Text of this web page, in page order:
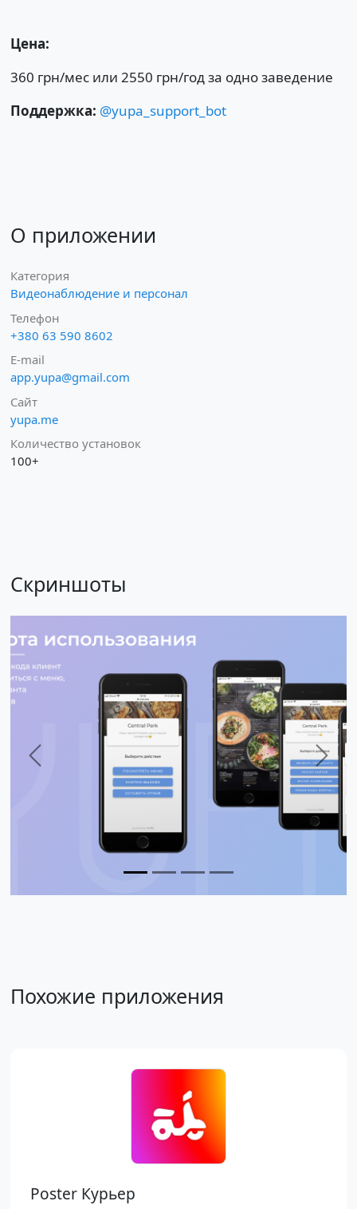
Цена:
360 грн/мес или 2550 грн/год за одно заведение
Поддержка: @yupa_support_bot
О приложении
Категория
Видеонаблюдение и персонал
Телефон
+380 63 590 8602
E-mail
app.yupa@gmail.com
Сайт
yupa.me
Количество установок
100+
Скриншоты
Previous Next
Похожие приложения
Poster Курьер